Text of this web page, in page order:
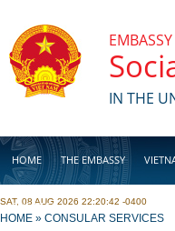
IN THE
HOME THE EMBASSY
BUSINESS
SAT, 08 AUG 2026 22:20:42 -0400
YOU ARE HERE
HOME » CONSULAR SERVICES